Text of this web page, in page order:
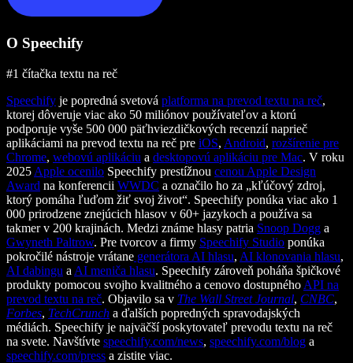
O Speechify
#1 čítačka textu na reč
Speechify je popredná svetová platforma na prevod textu na reč,
ktorej dôveruje viac ako 50 miliónov používateľov a ktorú
podporuje vyše 500 000 päťhviezdičkových recenzií naprieč
aplikáciami na prevod textu na reč pre iOS, Android, rozšírenie pre
Chrome, webovú aplikáciu a desktopovú aplikáciu pre Mac. V roku
2025 Apple ocenilo Speechify prestížnou cenou Apple Design
Award na konferencii WWDC a označilo ho za „kľúčový zdroj,
ktorý pomáha ľuďom žiť svoj život“. Speechify ponúka viac ako 1
000 prirodzene znejúcich hlasov v 60+ jazykoch a používa sa
takmer v 200 krajinách. Medzi známe hlasy patria Snoop Dogg a
Gwyneth Paltrow. Pre tvorcov a firmy Speechify Studio ponúka
pokročilé nástroje vrátane generátora AI hlasu, AI klonovania hlasu,
AI dabingu a AI meniča hlasu. Speechify zároveň poháňa špičkové
produkty pomocou svojho kvalitného a cenovo dostupného API na
prevod textu na reč. Objavilo sa v The Wall Street Journal, CNBC,
Forbes, TechCrunch a ďalších popredných spravodajských
médiách. Speechify je najväčší poskytovateľ prevodu textu na reč
na svete. Navštívte speechify.com/news, speechify.com/blog a
speechify.com/press a zistite viac.